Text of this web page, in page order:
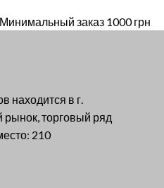
заказ 1000 грн
находится в г.
торговый ряд
210